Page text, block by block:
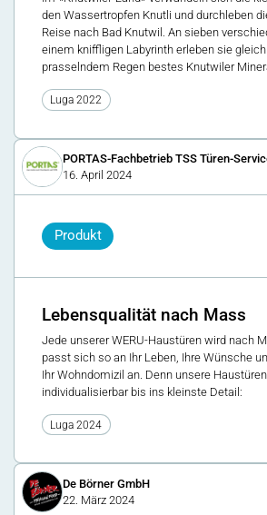
den Wassertropfen Knutli und durchleben
Reise nach Bad Knutwil. An sieben
einem kniffligen Labyrinth erleben sie
prasselndem Regen bestes Knutwiler
Luga 2022
PORTAS-Fachbetrieb TSS Türen-
16. April 2024
Produkt
Lebensqualität nach Mass
Jede unserer WERU-Haustüren wird nach
passt sich so an Ihr Leben, Ihre Wünsche
Ihr Wohndomizil an. Denn unsere
individualisierbar bis ins kleinste Detail:
Luga 2024
De Börner GmbH
22. März 2024